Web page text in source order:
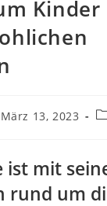
März 13, 2023
ist mit
rund um